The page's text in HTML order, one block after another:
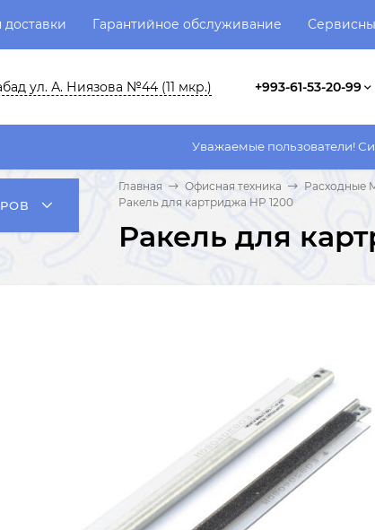
доставки Гарантийное обслуживание
ул. А. Ниязова №44 (11 мкр.) +993-61-53-20-99
Уважаемые пользователи! Система
Главная Офисная техника Расходные
Ракель для картриджа HP 1200
Ракель для